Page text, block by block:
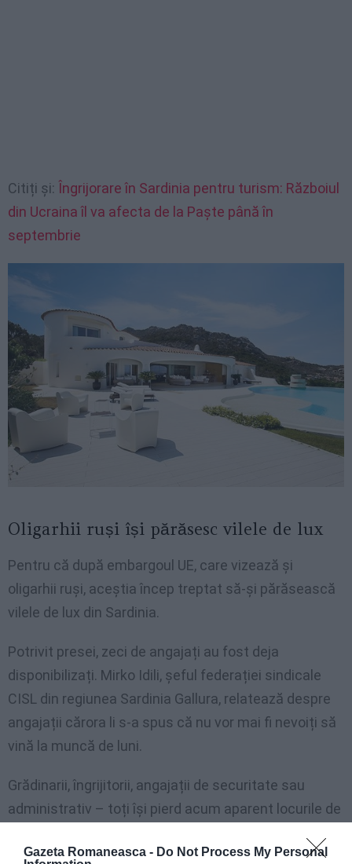
Gazeta Romaneasca - Do Not Process My Personal
Citiți și: Îngrijorare în Sardinia pentru turism: Războiul
din Ucraina îl va afecta de la Paște până în
septembrie
Oligarhii ruși își părăsesc vilele de lux
Pentru că după embargoul UE, care vizează și
oligarhii ruși, aceștia încep treptat să-și părăsească
vilele de lux din Sardinia.
Potrivit presei, zeci de angajați au fost deja
disponibilizați. Mirko Idili, șeful federației sindicale
CISL din regiunea Sardinia Gallura, relatează despre
angajații cărora li s-a spus că nu vor mai fi nevoiți să
vină la muncă de luni.
Grădinarii, îngrijitorii, angajații de securitate sau
administrativ – toți își pierd acum aparent locurile de